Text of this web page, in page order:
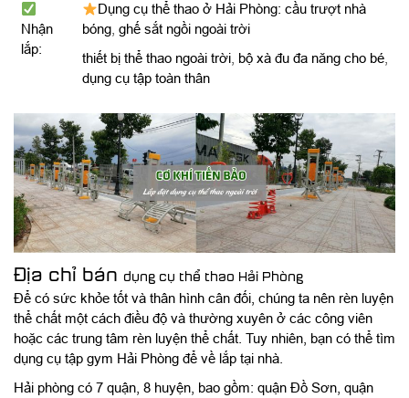
Nhận
lắp:
Dụng cụ thể thao ở Hải Phòng: cầu trượt nhà
bóng, ghế sắt ngồi ngoài trời
thiết bị thể thao ngoài trời, bộ xà đu đa năng cho bé,
dụng cụ tập toàn thân
Địa chỉ bán dụng cụ thể thao Hải Phòng
Để có sức khỏe tốt và thân hình cân đối, chúng ta nên rèn luyện
thể chất một cách điều độ và thường xuyên ở các công viên
hoặc các trung tâm rèn luyện thể chất. Tuy nhiên, bạn có thể tìm
dụng cụ tập gym Hải Phòng để về lắp tại nhà.
Hải phòng có 7 quận, 8 huyện, bao gồm: quận Đồ Sơn, quận